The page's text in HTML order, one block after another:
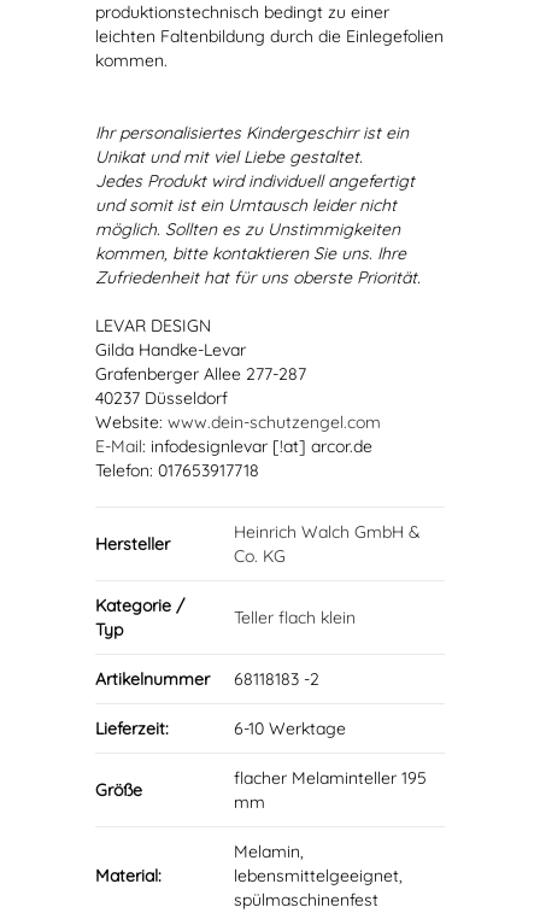
produktionstechnisch bedingt zu einer
leichten Faltenbildung durch die Einlegefolien
kommen.
Ihr personalisiertes Kindergeschirr ist ein
Unikat und mit viel Liebe gestaltet.
Jedes Produkt wird individuell angefertigt
und somit ist ein Umtausch leider nicht
möglich. Sollten es zu Unstimmigkeiten
kommen, bitte kontaktieren Sie uns. Ihre
Zufriedenheit hat für uns oberste Priorität.
LEVAR DESIGN
Gilda Handke-Levar
Grafenberger Allee 277-287
40237 Düsseldorf
Website: www.dein-schutzengel.com
E-Mail: infodesignlevar [!at] arcor.de
Telefon: 017653917718
Hersteller
Heinrich Walch GmbH &
Co. KG
Kategorie /
Typ
Teller flach klein
Artikelnummer 68118183 -2
Lieferzeit: 6-10 Werktage
Größe
flacher Melaminteller 195
mm
Material:
Melamin,
lebensmittelgeeignet,
spülmaschinenfest